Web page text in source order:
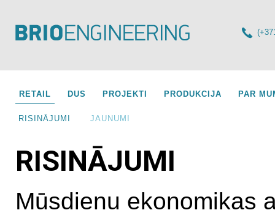
RETAIL DUS PROJEKTI PRODUKCIJA PAR
RISINĀJUMI JAUNUMI
RISINĀJUMI
Mūsdienu ekonomikas